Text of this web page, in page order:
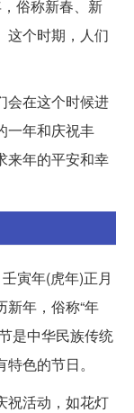
俗称新春、新
这个时期，人们
会在这个时候进
一年和庆祝丰
来年的平安和幸
寅年(虎年)正月
年，俗称“年
是中华民族传统
色的节日。
祝活动，如花灯